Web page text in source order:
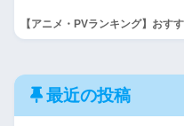
【R-18・
ホシノ・ル
【アニメ・PVランキング】おす
最近の投稿